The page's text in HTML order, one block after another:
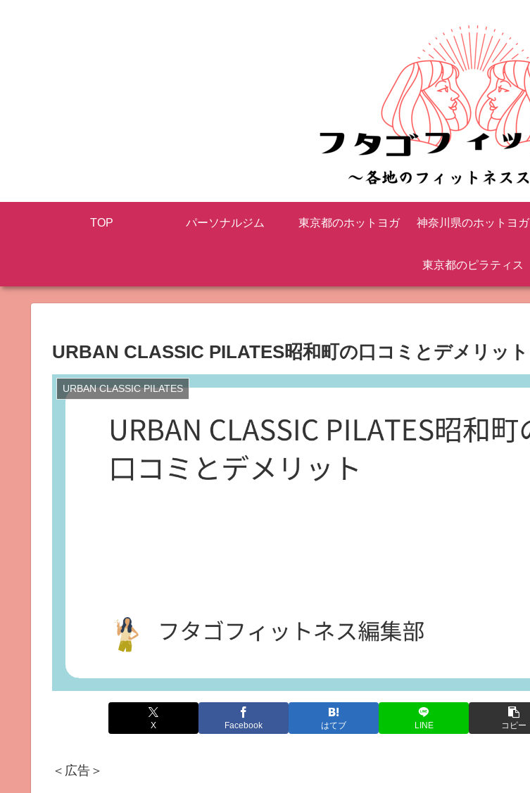
TOP パーソナルジム 東京都のホットヨガ 神奈川県のホットヨガ
東京都のピラティス
URBAN CLASSIC PILATES昭和町の口コミとデメリット
URBAN CLASSIC PILATES
X Facebook はてブ LINE コピー
＜広告＞